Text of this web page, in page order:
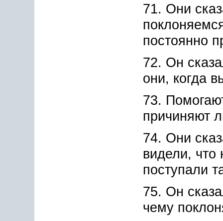
71. Они
постоянно
72. Он
они, когда
73.
причиняют
74. Они
видели,
поступали
75. Он
чему